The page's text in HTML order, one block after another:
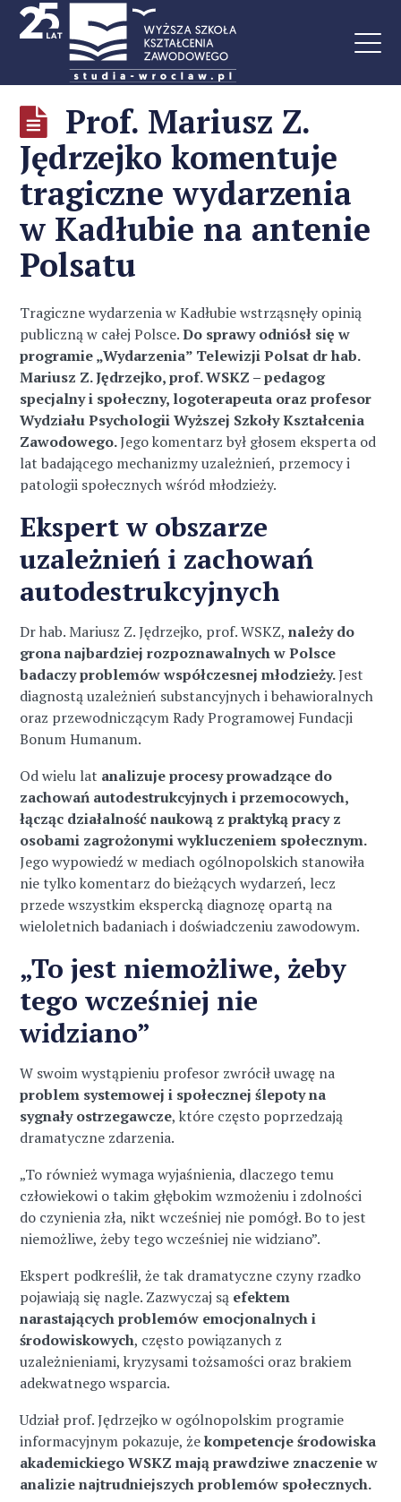
Prof. Mariusz Z.
Jędrzejko komentuje
tragiczne wydarzenia
w Kadłubie na antenie
Polsatu
Tragiczne wydarzenia w Kadłubie wstrząsnęły opinią
publiczną w całej Polsce.Do sprawy odniósł się w
programie „Wydarzenia” Telewizji Polsat dr hab.
Mariusz Z. Jędrzejko, prof. WSKZ – pedagog
specjalny i społeczny, logoterapeuta oraz profesor
Wydziału Psychologii Wyższej Szkoły Kształcenia
Zawodowego.Jego komentarz był głosem eksperta od
lat badającego mechanizmy uzależnień, przemocy i
patologii społecznych wśród młodzieży.
Ekspert w obszarze
uzależnień i zachowań
autodestrukcyjnych
Dr hab. Mariusz Z. Jędrzejko, prof. WSKZ,należy do
grona najbardziej rozpoznawalnych w Polsce
badaczy problemów współczesnej młodzieży.Jest
diagnostą uzależnień substancyjnych i behawioralnych
oraz przewodniczącym Rady Programowej Fundacji
Bonum Humanum.
Od wielu lat analizuje procesy prowadzące do
zachowań autodestrukcyjnych i przemocowych,
łącząc działalność naukową z praktyką pracy z
osobami zagrożonymi wykluczeniem społecznym.
Jego wypowiedź w mediach ogólnopolskich stanowiła
nie tylko komentarz do bieżących wydarzeń, lecz
przede wszystkim ekspercką diagnozę opartą na
wieloletnich badaniach i doświadczeniu zawodowym.
„To jest niemożliwe, żeby
tego wcześniej nie
widziano”
W swoim wystąpieniu profesor zwrócił uwagę na
problem systemowej i społecznej ślepoty na
sygnały ostrzegawcze, które często poprzedzają
dramatyczne zdarzenia.
„To również wymaga wyjaśnienia, dlaczego temu
człowiekowi o takim głębokim wzmożeniu i zdolności
do czynienia zła, nikt wcześniej nie pomógł. Bo to jest
niemożliwe, żeby tego wcześniej nie widziano”.
Ekspert podkreślił, że tak dramatyczne czyny rzadko
pojawiają się nagle. Zazwyczaj są efektem
narastających problemów emocjonalnych i
środowiskowych, często powiązanych z
uzależnieniami, kryzysami tożsamości oraz brakiem
adekwatnego wsparcia.
Udział prof. Jędrzejko w ogólnopolskim programie
informacyjnym pokazuje, żekompetencje środowiska
akademickiego WSKZ mają prawdziwe znaczenie w
analizie najtrudniejszych problemów społecznych.